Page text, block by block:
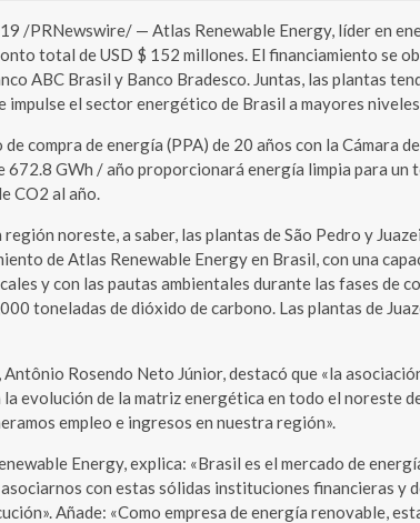
/PRNewswire/ — Atlas Renewable Energy, líder en
total de USD $ 152 millones. El financiamiento se
ABC Brasil y Banco Bradesco. Juntas, las plantas
impulse el sector energético de Brasil a mayores
compra de energía (PPA) de 20 años con la Cámara
672.8 GWh / año proporcionará energía limpia para
CO2 al año.
noreste, a saber, las plantas de São Pedro y
de Atlas Renewable Energy en Brasil, con una
y con las pautas ambientales durante las fases
toneladas de dióxido de carbono. Las plantas de
Rosendo Neto Júnior, destacó que «la
evolución de la matriz energética en todo el noreste
empleo e ingresos en nuestra región».
Energy, explica: «Brasil es el mercado de
con estas sólidas instituciones financieras
Añade: «Como empresa de energía renovable,